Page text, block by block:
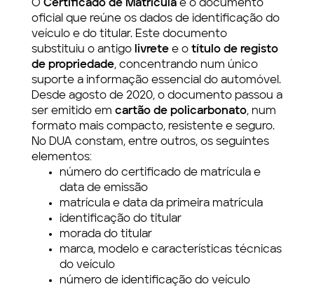
O Certificado de Matrículaé o documento
oficial que reúne os dados de identificação do
veículo e do titular. Este documento
substituiu o antigo livretee o título de registo
de propriedade, concentrando num único
suporte a informação essencial do automóvel.
Desde agosto de 2020, o documento passou a
ser emitido em cartão de policarbonato, num
formato mais compacto, resistente e seguro.
No DUA constam, entre outros, os seguintes
elementos:
número do certificado de matrícula e
data de emissão
matrícula e data da primeira matrícula
identificação do titular
morada do titular
marca, modelo e características técnicas
do veículo
número de identificação do veículo